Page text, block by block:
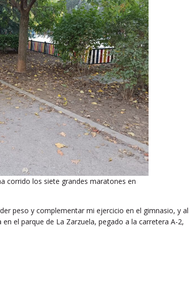
corrido los siete grandes maratones en
peso y complementar mi ejercicio en el gimnasio, y al
el parque de La Zarzuela, pegado a la carretera A-2,